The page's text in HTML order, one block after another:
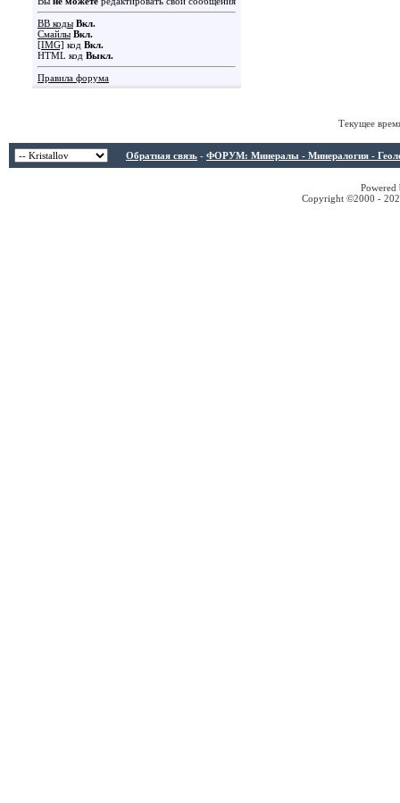
BB коды Вкл.
Смайлы Вкл.
[IMG] код Вкл.
HTML код Выкл.
Правила форума
Текущее
Обратная связь - ФОРУМ: Минералы - Минералогия -
Copyright ©2000 -